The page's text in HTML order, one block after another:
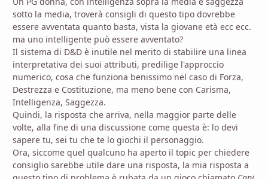
sotto la media, troverà consigli di questo tipo dovrebbe
essere avventata quanto basta, vista la giovane età ecc ecc.
ma uno intelligente può essere avventato?
Il sistema di D&D è inutile nel merito di stabilire una linea
interpretativa dei suoi attributi, predilige l'approccio
numerico, cosa che funziona benissimo nel caso di Forza,
Destrezza e Costituzione, ma meno bene con Carisma,
Intelligenza, Saggezza.
Quindi, la risposta che arriva, nella maggior parte delle
volte, alla fine di una discussione come questa è: lo devi
sapere tu, sei tu che te lo giochi il personaggio.
Ora, siccome quel qualcuno ha aperto il topic per chiedere
consiglio sarebbe utile dare una risposta, la mia risposta a